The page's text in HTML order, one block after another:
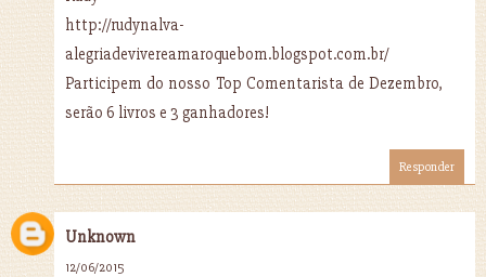
http://rudynalva-
alegriadevivereamaroquebom.blogspot.com.br/
Participem do nosso Top Comentarista de Dezembro,
serão 6 livros e 3 ganhadores!
Responder
Unknown
12/06/2015